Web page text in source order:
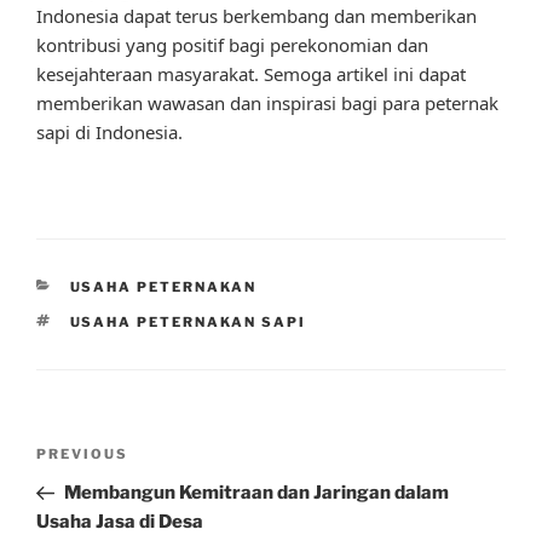
Indonesia dapat terus berkembang dan memberikan
kontribusi yang positif bagi perekonomian dan
kesejahteraan masyarakat. Semoga artikel ini dapat
memberikan wawasan dan inspirasi bagi para peternak
sapi di Indonesia.
CATEGORIES
USAHA PETERNAKAN
TAGS
USAHA PETERNAKAN SAPI
Previous
Post
PREVIOUS
Membangun Kemitraan dan Jaringan dalam
Usaha Jasa di Desa